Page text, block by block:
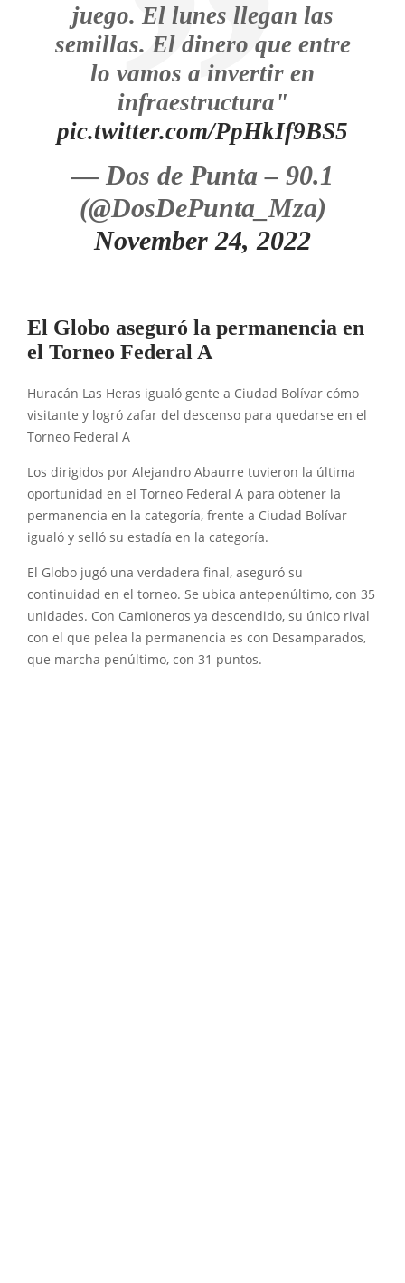
juego. El lunes llegan las
semillas. El dinero que entre
lo vamos a invertir en
infraestructura"
pic.twitter.com/PpHkIf9BS5
— Dos de Punta – 90.1
(@DosDePunta_Mza)
November 24, 2022
El Globo aseguró la permanencia en
el Torneo Federal A
Huracán Las Heras igualó gente a Ciudad Bolívar cómo
visitante y logró zafar del descenso para quedarse en el
Torneo Federal A
Los dirigidos por Alejandro Abaurre tuvieron la última
oportunidad en el Torneo Federal A para obtener la
permanencia en la categoría, frente a Ciudad Bolívar
igualó y selló su estadía en la categoría.
El Globo jugó una verdadera final, aseguró su
continuidad en el torneo. Se ubica antepenúltimo, con 35
unidades. Con Camioneros ya descendido, su único rival
con el que pelea la permanencia es con Desamparados,
que marcha penúltimo, con 31 puntos.